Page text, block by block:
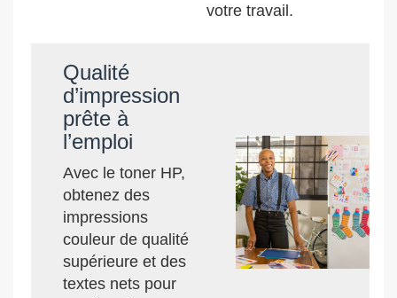
votre travail.
Qualité
d’impression
prête à
l’emploi
Avec le toner HP,
obtenez des
impressions
couleur de qualité
supérieure et des
textes nets pour